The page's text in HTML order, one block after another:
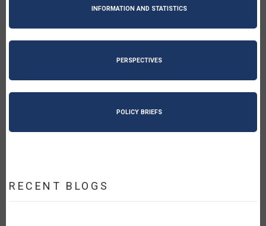
INFORMATION AND STATISTICS
PERSPECTIVES
POLICY BRIEFS
RECENT BLOGS